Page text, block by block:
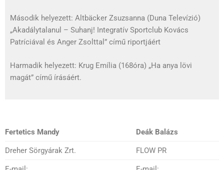
Második helyezett: Altbäcker Zsuzsanna (Duna Televízió)
„Akadálytalanul – Suhanj! Integratív Sportclub Kovács
Patríciával és Anger Zsolttal” című riportjáért
Harmadik helyezett: Krug Emília (168óra) „Ha anya lövi
magát” című írásáért.
Fertetics Mandy Deák Balázs
Dreher Sörgyárak Zrt. FLOW PR